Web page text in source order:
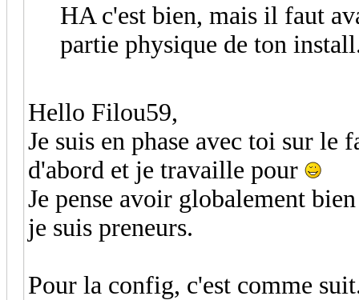
HA c'est bien, mais il faut
partie physique de ton
Hello Filou59,
Je suis en phase avec toi sur
d'abord et je travaille pour
Je pense avoir globalement
je suis preneurs.
Pour la config, c'est comme